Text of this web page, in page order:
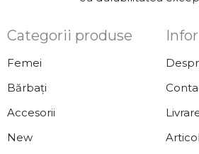
Categorii produse
Femei
Bărbați
Accesorii
New